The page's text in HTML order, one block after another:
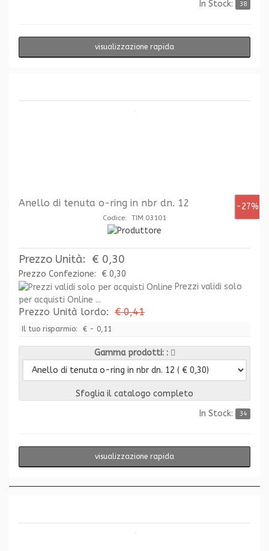
In Stock: 38
visualizzazione rapida
-27%
Anello di tenuta o-ring in nbr dn. 12
Codice: TIM.03101
Prezzo Unità: € 0,30
Prezzo Confezione:
€ 0,30
Prezzi validi solo
per acquisti Online ...
Prezzo Unità lordo: € 0,41
Il tuo risparmio: € - 0,11
Gamma prodotti:
Sfoglia il catalogo completo
In Stock:
34
visualizzazione rapida